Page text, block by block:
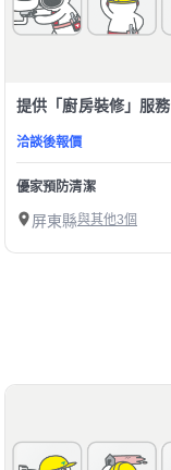
提供「廚房裝修」服務
洽談後報價
優家預防清潔
屏東縣與其他3個